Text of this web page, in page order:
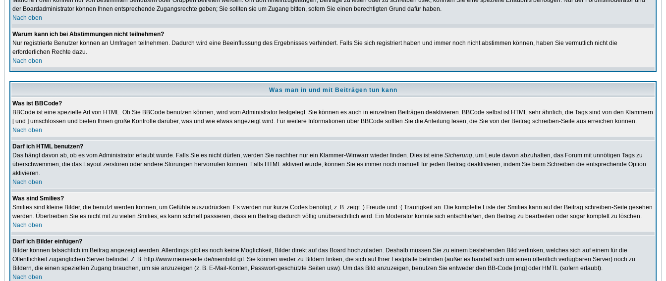
der Boardadministrator können Ihnen entsprechende Zugangsrechte geben; Sie sollten sie um Zugang bitten, sofern Sie einen berechtigten Grund dafür haben.
Nach oben
Warum kann ich bei Abstimmungen nicht teilnehmen?
Nur registrierte Benutzer können an Umfragen teilnehmen. Dadurch wird eine Beeinflussung des Ergebnisses verhindert. Falls Sie sich registriert haben und immer noch nicht abstimmen können, haben Sie vermutlich nicht die
erforderlichen Rechte dazu.
Nach oben
Was man in und mit Beiträgen tun kann
Was ist BBCode?
BBCode ist eine spezielle Art von HTML. Ob Sie BBCode benutzen können, wird vom Administrator festgelegt. Sie können es auch in einzelnen Beiträgen deaktivieren. BBCode selbst ist HTML sehr ähnlich, die Tags sind von den Klammern
[ und ] umschlossen und bieten Ihnen große Kontrolle darüber, was und wie etwas angezeigt wird. Für weitere Informationen über BBCode sollten Sie die Anleitung lesen, die Sie von der Beitrag schreiben-Seite aus erreichen können.
Nach oben
Darf ich HTML benutzen?
Das hängt davon ab, ob es vom Administrator erlaubt wurde. Falls Sie es nicht dürfen, werden Sie nachher nur ein Klammer-Wirrwarr wieder finden. Dies ist eine Sicherung, um Leute davon abzuhalten, das Forum mit unnötigen Tags zu
überschwemmen, die das Layout zerstören oder andere Störungen hervorrufen können. Falls HTML aktiviert wurde, können Sie es immer noch manuell für jeden Beitrag deaktivieren, indem Sie beim Schreiben die entsprechende Option
aktivieren.
Nach oben
Was sind Smilies?
Smilies sind kleine Bilder, die benutzt werden können, um Gefühle auszudrücken. Es werden nur kurze Codes benötigt, z. B. zeigt :) Freude und :( Traurigkeit an. Die komplette Liste der Smilies kann auf der Beitrag schreiben-Seite gesehen
werden. Übertreiben Sie es nicht mit zu vielen Smilies; es kann schnell passieren, dass ein Beitrag dadurch völlig unübersichtlich wird. Ein Moderator könnte sich entschließen, den Beitrag zu bearbeiten oder sogar komplett zu löschen.
Nach oben
Darf ich Bilder einfügen?
Bilder können tatsächlich im Beitrag angezeigt werden. Allerdings gibt es noch keine Möglichkeit, Bilder direkt auf das Board hochzuladen. Deshalb müssen Sie zu einem bestehenden Bild verlinken, welches sich auf einem für die
Öffentlichkeit zugänglichen Server befindet. Z. B. http://www.meineseite.de/meinbild.gif. Sie können weder zu Bildern linken, die sich auf Ihrer Festplatte befinden (außer es handelt sich um einen öffentlich verfügbaren Server) noch zu
Bildern, die einen speziellen Zugang brauchen, um sie anzuzeigen (z. B. E-Mail-Konten, Passwort-geschützte Seiten usw). Um das Bild anzuzeigen, benutzen Sie entweder den BB-Code [img] oder HMTL (sofern erlaubt).
Nach oben